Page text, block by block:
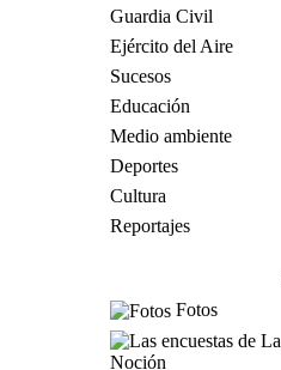
Guardia Civil
Ejército del Aire
Sucesos
Educación
Medio ambiente
Deportes
Cultura
Reportajes
Fotos